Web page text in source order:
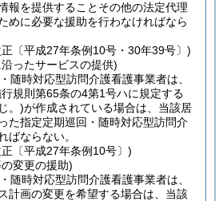
報を提供することその他の法定代理
めに必要な援助を行わなければなら
〔平成27年条例10号・30年39号〕)
ったサービスの提供)
随時対応型訪問介護看護事業者は、
規則第65条の4第1号ハに規定する
。)が作成されている場合は、当該居
た指定定期巡回・随時対応型訪問介
ばならない。
〔平成27年条例10号〕)
変更の援助)
随時対応型訪問介護看護事業者は、
計画の変更を希望する場合は、当該